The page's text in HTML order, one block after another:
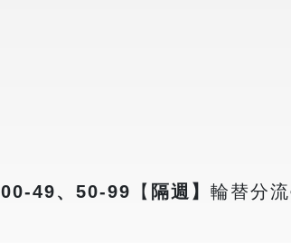
00-49、 50-99 【 隔週】 輪替分